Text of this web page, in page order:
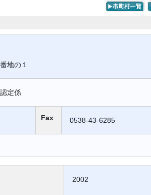
地の１
定係
Fax 0538-43-6285
2002